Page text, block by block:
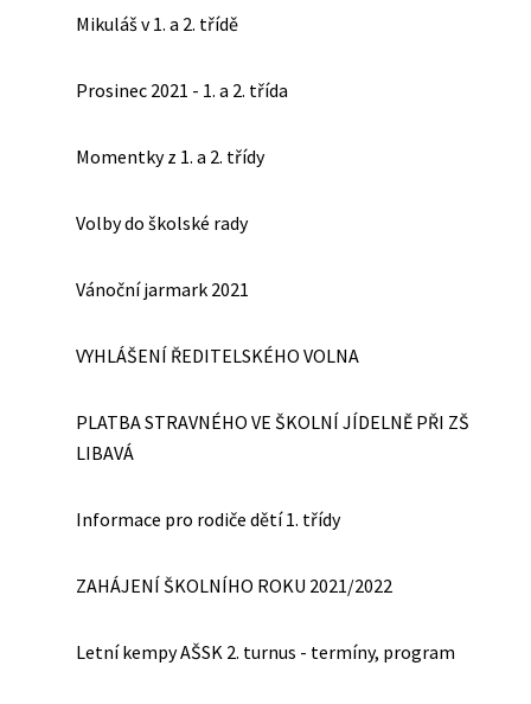
Mikuláš v 1. a 2. třídě
Prosinec 2021 - 1. a 2. třída
Momentky z 1. a 2. třídy
Volby do školské rady
Vánoční jarmark 2021
VYHLÁŠENÍ ŘEDITELSKÉHO VOLNA
PLATBA STRAVNÉHO VE ŠKOLNÍ JÍDELNĚ PŘI ZŠ
LIBAVÁ
Informace pro rodiče dětí 1. třídy
ZAHÁJENÍ ŠKOLNÍHO ROKU 2021/2022
Letní kempy AŠSK 2. turnus - termíny, program